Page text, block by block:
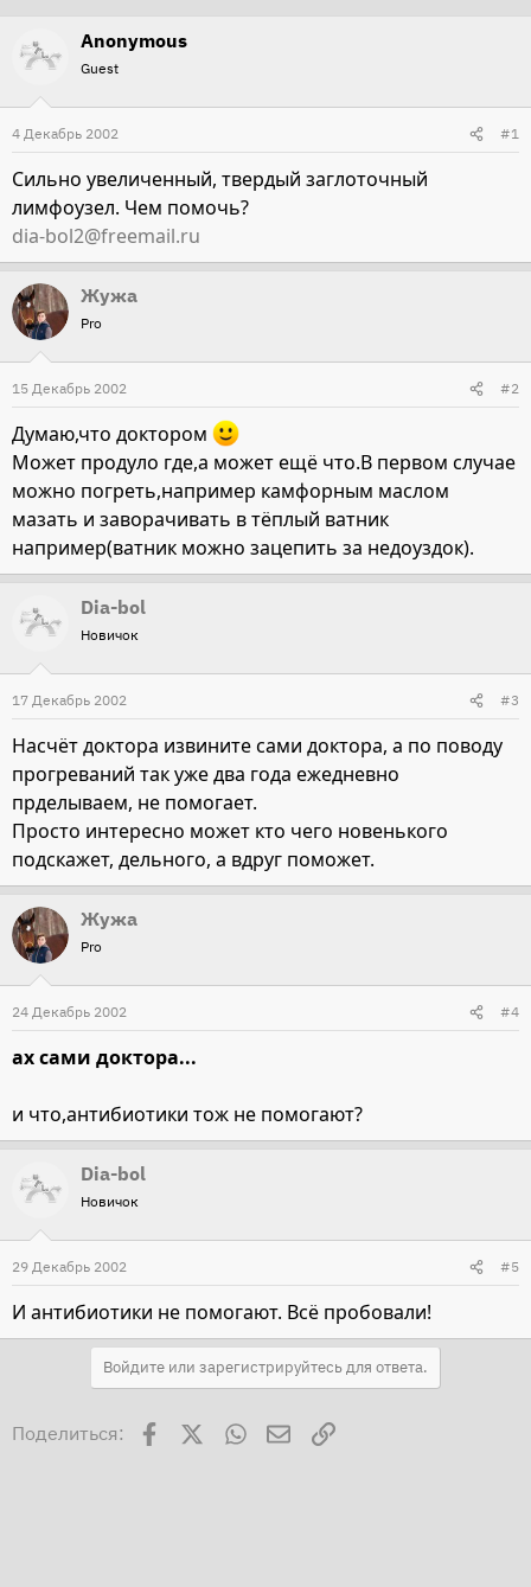
о
т
е
а
Anonymous
Guest
4 Декабрь 2002 #1
Сильно увеличенный, твердый заглоточный
лимфоузел. Чем помочь?
dia-bol2@freemail.ru
Жужа
Pro
15 Декабрь 2002 #2
Думаю,что доктором
Может продуло где,а может ещё что.В первом случае
можно погреть,например камфорным маслом
мазать и заворачивать в тёплый ватник
например(ватник можно зацепить за недоуздок).
Dia-bol
Новичок
17 Декабрь 2002 #3
Насчёт доктора извините сами доктора, а по поводу
прогреваний так уже два года ежедневно
прделываем, не помогает.
Просто интересно может кто чего новенького
подскажет, дельного, а вдруг поможет.
Жужа
Pro
24 Декабрь 2002 #4
ах сами доктора...
и что,антибиотики тож не помогают?
Dia-bol
Новичок
29 Декабрь 2002 #5
И антибиотики не помогают. Всё пробовали!
Войдите или зарегистрируйтесь для ответа.
Поделиться: Facebook WhatsAppЭлектронная почта
Ссылка